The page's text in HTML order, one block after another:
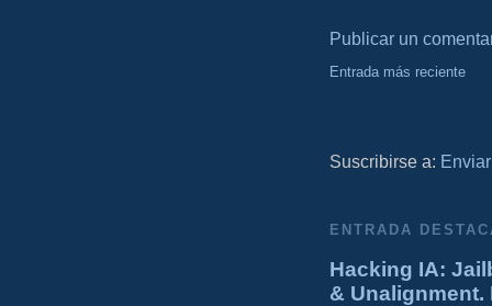
Publicar un
Entrada más reciente
Suscribirse a:
ENTRADA
Hacking IA:
&